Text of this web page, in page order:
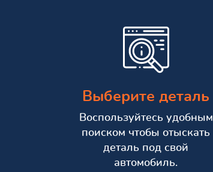
Выберите деталь
Воспользуйтесь удобным
поиском чтобы отыскать
деталь под свой
автомобиль.